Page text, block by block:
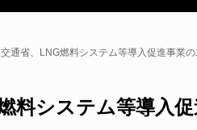
通省、LNG燃料システム等導入促進事業
料システム等導入